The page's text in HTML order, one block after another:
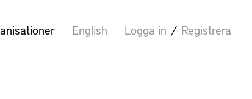
English Logga in / Registrera